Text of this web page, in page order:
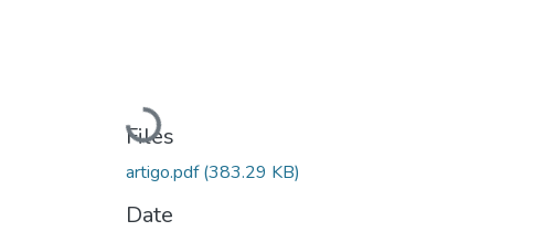
Loading...
Files
artigo.pdf(383.29 KB)
Date